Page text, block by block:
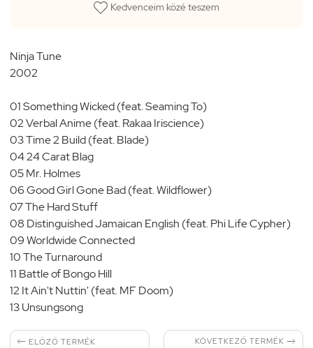
Kedvenceim közé teszem
Ninja Tune
2002
01 Something Wicked (feat. Seaming To)
02 Verbal Anime (feat. Rakaa Iriscience)
03 Time 2 Build (feat. Blade)
04 24 Carat Blag
05 Mr. Holmes
06 Good Girl Gone Bad (feat. Wildflower)
07 The Hard Stuff
08 Distinguished Jamaican English (feat. Phi Life Cypher)
09 Worldwide Connected
10 The Turnaround
11 Battle of Bongo Hill
12 It Ain't Nuttin' (feat. MF Doom)
13 Unsungsong
 ELŐZŐ TERMÉK KÖVETKEZŐ TERMÉK 